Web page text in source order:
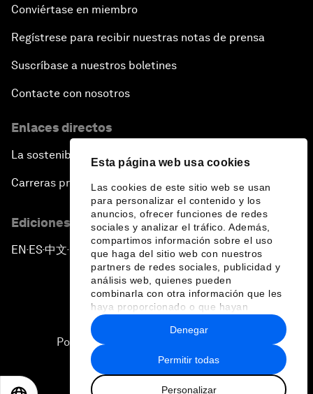
Esta página web usa cookies
Las cookies de este sitio web se usan
para personalizar el contenido y los
anuncios, ofrecer funciones de redes
sociales y analizar el tráfico. Además,
compartimos información sobre el uso
que haga del sitio web con nuestros
partners de redes sociales, publicidad y
análisis web, quienes pueden
combinarla con otra información que les
haya proporcionado o que hayan
recopilado a partir del uso que haya
hecho de sus servicios.
Permitir todas
Personalizar
Denegar
Conviértase en miembro
Regístrese para recibir nuestras notas de prensa
Suscríbase a nuestros boletines
Contacte con nosotros
Enlaces directos
La sostenibilidad en el Foro
Carreras profesionales
Ediciones en otros idiomas
EN ▪ES▪中文▪ 日本語
Política de privacidad y normas de uso
Sitemap